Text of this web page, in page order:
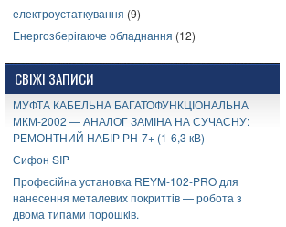
електроустаткування (9)
Енергозберігаюче обладнання (12)
СВІЖІ ЗАПИСИ
МУФТА КАБЕЛЬНА БАГАТОФУНКЦІОНАЛЬНА
МКМ-2002 — АНАЛОГ ЗАМІНА НА СУЧАСНУ:
РЕМОНТНИЙ НАБІР РН-7+ (1-6,3 кВ)
Сифон SIP
Професійна установка REYM-102-PRO для
нанесення металевих покриттів — робота з
двома типами порошків.